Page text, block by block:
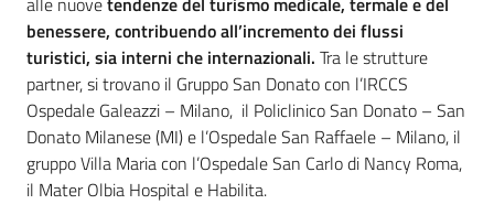
benessere, contribuendo all’incremento dei flussi
turistici, sia interni che internazionali. Tra le strutture
partner, si trovano il Gruppo San Donato con l’IRCCS
Ospedale Galeazzi – Milano, il Policlinico San Donato – San
Donato Milanese (MI) e l’Ospedale San Raffaele – Milano, il
gruppo Villa Maria con l’Ospedale San Carlo di Nancy Roma,
il Mater Olbia Hospital e Habilita.